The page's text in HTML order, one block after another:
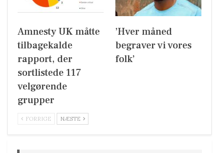
Amnesty UK måtte
tilbagekalde
rapport, der
sortlistede 117
velgørende
grupper
’Hver måned
begraver vi vores
folk’
FORRIGE NÆSTE